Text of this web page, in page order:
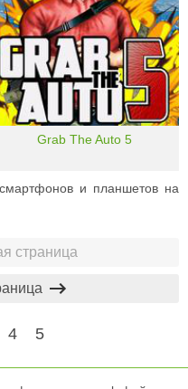
Grab The Auto 5
и планшетов на
страница
4 5